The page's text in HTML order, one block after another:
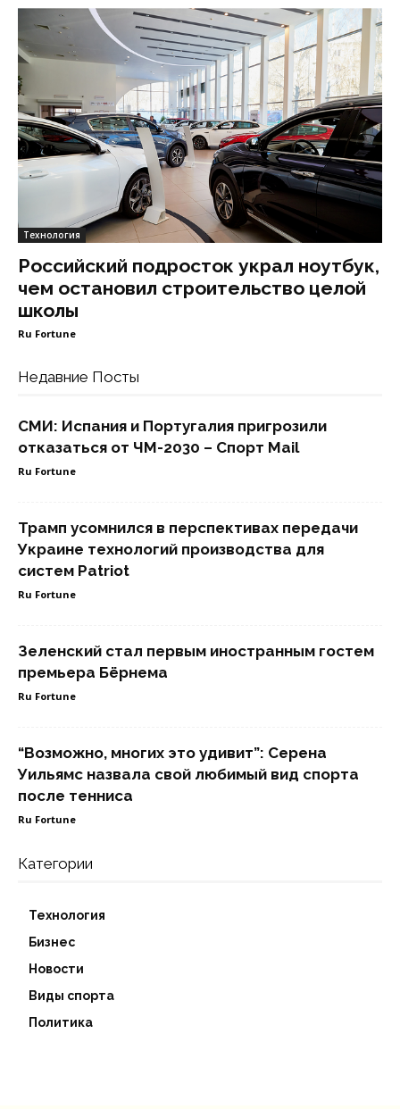
Технология
Российский подросток украл ноутбук,
чем остановил строительство целой
школы
Ru Fortune
Недавние Посты
СМИ: Испания и Португалия пригрозили
отказаться от ЧМ-2030 – Спорт Mail
Ru Fortune
Трамп усомнился в перспективах передачи
Украине технологий производства для
систем Patriot
Ru Fortune
Зеленский стал первым иностранным гостем
премьера Бёрнема
Ru Fortune
“Возможно, многих это удивит”: Серена
Уильямс назвала свой любимый вид спорта
после тенниса
Ru Fortune
Категории
Технология
Бизнес
Новости
Виды спорта
Политика